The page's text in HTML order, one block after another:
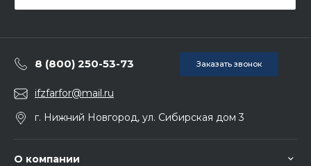
8 (800) 250-53-73 Заказать звонок
ifzfarfor@mail.ru
г. Нижний Новгород, ул. Сибирская дом 3
О компании